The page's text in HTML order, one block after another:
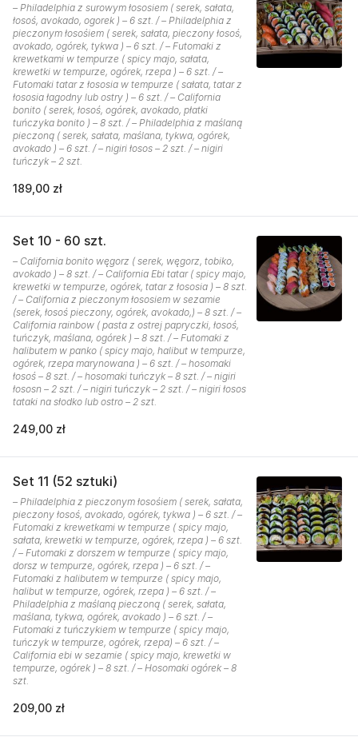
– Philadelphia z surowym łososiem ( serek, sałata,
łosoś, avokado, ogorek ) – 6 szt. / – Philadelphia z
pieczonym łosośiem ( serek, sałata, pieczony łosoś,
avokado, ogórek, tykwa ) – 6 szt. / – Futomaki z
krewetkami w tempurze ( spicy majo, sałata,
krewetki w tempurze, ogórek, rzepa ) – 6 szt. / –
Futomaki tatar z łososia w tempurze ( sałata, tatar z
łososia łagodny lub ostry ) – 6 szt. / – California
bonito ( serek, łosoś, ogórek, avokado, płatki
tuńczyka bonito ) – 8 szt. / – Philadelphia z maślaną
pieczoną ( serek, sałata, maślana, tykwa, ogórek,
avokado ) – 6 szt. / – nigiri łosos – 2 szt. / – nigiri
tuńczyk – 2 szt.
189,00 zł
Set 10 - 60 szt.
– California bonito węgorz ( serek, węgorz, tobiko,
avokado ) – 8 szt. / – California Ebi tatar ( spicy majo,
krewetki w tempurze, ogórek, tatar z łososia ) – 8 szt.
/ – California z pieczonym łososiem w sezamie
(serek, łosoś pieczony, ogórek, avokado,) – 8 szt. / –
California rainbow ( pasta z ostrej papryczki, łosoś,
tuńczyk, maślana, ogórek ) – 8 szt. / – Futomaki z
halibutem w panko ( spicy majo, halibut w tempurze,
ogórek, rzepa marynowana ) – 6 szt. / – hosomaki
łosoś – 8 szt. / – hosomaki tuńczyk – 8 szt. / – nigiri
łososn – 2 szt. / – nigiri tuńczyk – 2 szt. / – nigiri łosos
tataki na słodko lub ostro – 2 szt.
249,00 zł
Set 11 (52 sztuki)
– Philadelphia z pieczonym łosośiem ( serek, sałata,
pieczony łosoś, avokado, ogórek, tykwa ) – 6 szt. / –
Futomaki z krewetkami w tempurze ( spicy majo,
sałata, krewetki w tempurze, ogórek, rzepa ) – 6 szt.
/ – Futomaki z dorszem w tempurze ( spicy majo,
dorsz w tempurze, ogórek, rzepa ) – 6 szt. / –
Futomaki z halibutem w tempurze ( spicy majo,
halibut w tempurze, ogórek, rzepa ) – 6 szt. / –
Philadelphia z maślaną pieczoną ( serek, sałata,
maślana, tykwa, ogórek, avokado ) – 6 szt. / –
Futomaki z tuńczykiem w tempurze ( spicy majo,
tuńczyk w tempurze, ogórek, rzepa) – 6 szt. / –
California ebi w sezamie ( spicy majo, krewetki w
tempurze, ogórek ) – 8 szt. / – Hosomaki ogórek – 8
szt.
209,00 zł